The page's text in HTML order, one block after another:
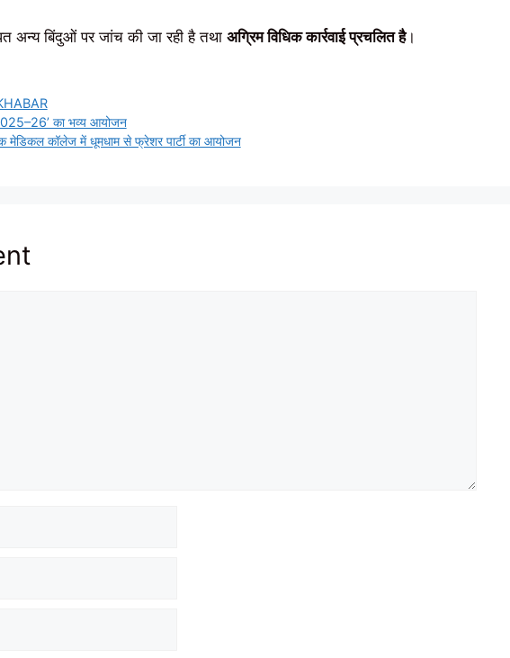
अन्य बिंदुओं पर जांच की जा रही है तथा अग्रिम विधिक कार्रवाई प्रचलित है।
का भव्य आयोजन
कॉलेज में धूमधाम से फ्रेशर पार्टी का आयोजन